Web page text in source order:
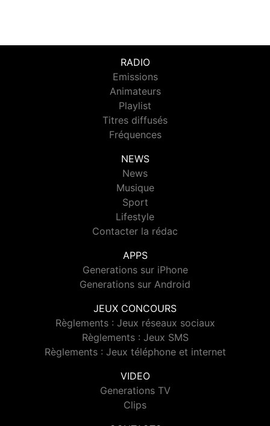
RADIO
Emissions
Animateurs
Playlist
Titres diffusés
Fréquences
NEWS
News
Musique
Sport
Lifestyle
Contacter la rédac
APPS
Generations sur iPhone
Generations sur Android
JEUX CONCOURS
Règlements : Jeux réseaux sociaux
Règlements : Jeux SMS
Règlements : Jeux téléphone et internet
VIDEO
Generations TV
Clips